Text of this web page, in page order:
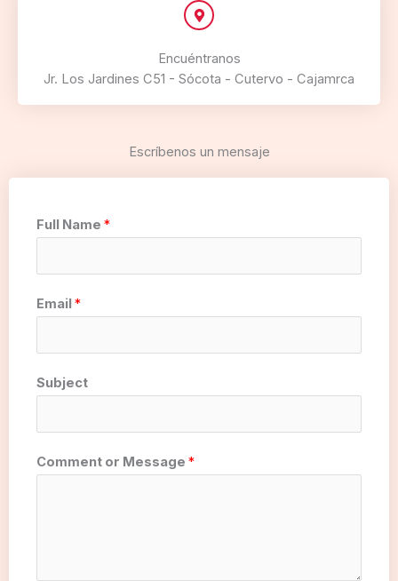
Encuéntranos
Jr. Los Jardines C51 - Sócota - Cutervo - Cajamrca
Escríbenos un mensaje
Full Name *
Email *
Subject
Comment or Message *